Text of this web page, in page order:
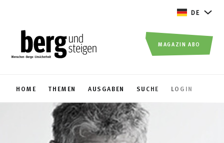
DE
HOME THEMEN AUSGABEN SUCHE LOGIN
MAGAZIN ABO